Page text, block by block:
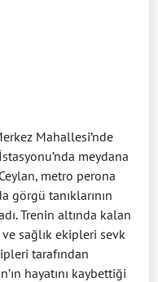
Mahallesi’nde
meydana
metro perona
görgü tanıklarının
Trenin altında kalan
sağlık ekipleri sevk
tarafından
hayatını kaybettiği